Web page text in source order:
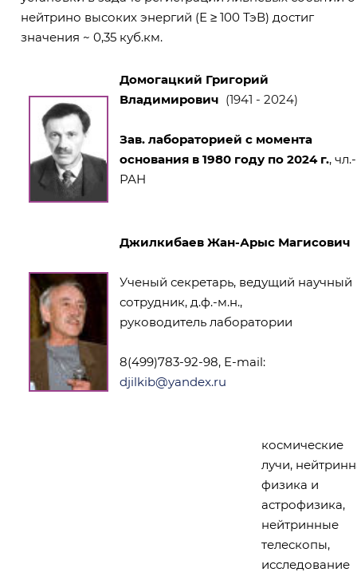
нейтрино высоких энергий (Е ≥ 100 ТэВ) достиг
значения ~ 0,35 куб.км.
Домогацкий Григорий
Владимирович (1941 - 2024)
Зав. лабораторией с момента
основания в 1980 году по 2024 г.,
РАН
Джилкибаев Жан-Арыс Магисович
Ученый секретарь, ведущий научный
сотрудник, д.ф.-м.н.,
руководитель лаборатории
8(499)783-92-98, E-mail:
djilkib@yandex.ru
космические
лучи,
физика и
астрофизика,
нейтринные
телескопы,
исследование